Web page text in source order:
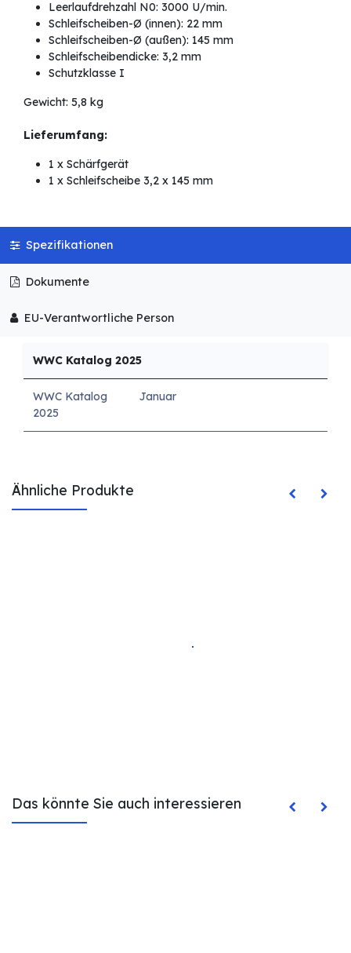
Leerlaufdrehzahl N0: 3000 U/min.
Schleifscheiben-Ø (innen): 22 mm
Schleifscheiben-Ø (außen): 145 mm
Schleifscheibendicke: 3,2 mm
Schutzklasse I
Gewicht: 5,8 kg
Lieferumfang:
1 x Schärfgerät
1 x Schleifscheibe 3,2 x 145 mm
Spezifikationen
Dokumente
EU-Verantwortliche Person
WWC Katalog 2025
WWC Katalog
2025
Januar
Ähnliche Produkte
Das könnte Sie auch interessieren